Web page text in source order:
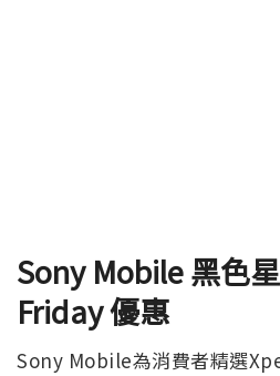
Sony Mobile黑色
Friday 優惠
Sony Mobile為消費者精選